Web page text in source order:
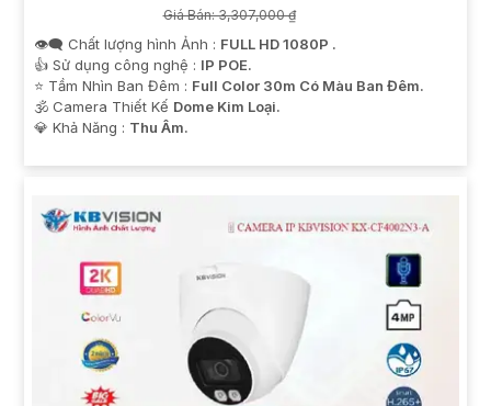
Giá Bán: 3,307,000 ₫
👁️‍🗨 Chất lượng hình Ảnh : FULL HD 1080P .
👍 Sử dụng công nghệ : IP POE.
⭐ Tầm Nhìn Ban Đêm : Full Color 30m Có Màu Ban Đêm.
🕉️ Camera Thiết Kế Dome Kim Loại.
️💎 Khả Năng : Thu Âm.